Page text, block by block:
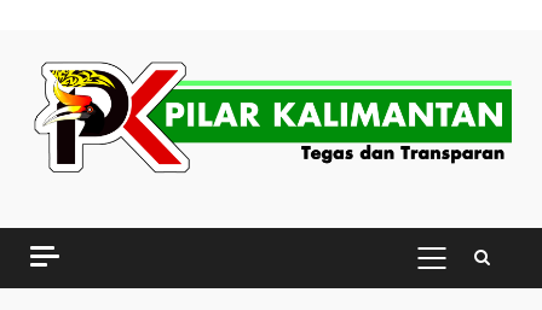
content
PRIMARY
MENU